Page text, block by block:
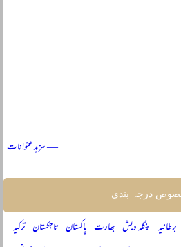
— مزید عنوانات
درجہ بندی
برطانیہ بنگلہ دیش بھارت پاکستان تاجکستان ترکیہ